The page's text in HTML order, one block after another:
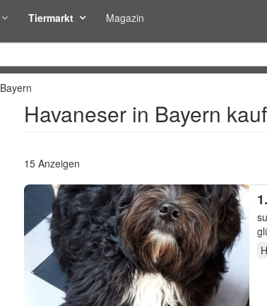
Tiermarkt Magazin
Bayern
Havaneser in Bayern
15 Anzeigen
1.